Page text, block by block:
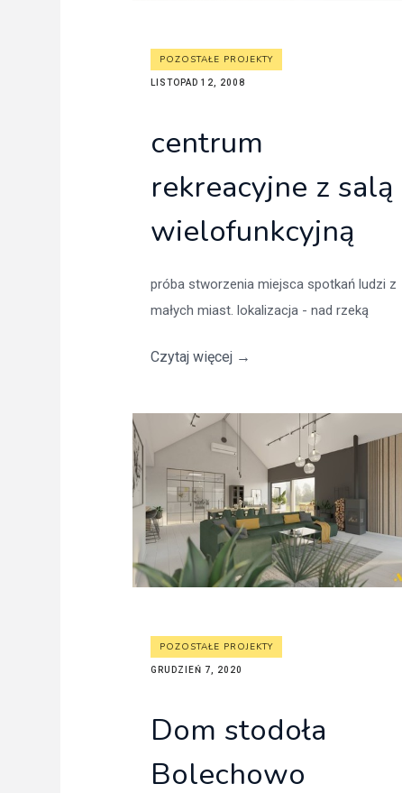
POZOSTAŁE PROJEKTY
LISTOPAD 12, 2008
centrum
rekreacyjne z salą
wielofunkcyjną
próba stworzenia miejsca spotkań ludzi z
małych miast. lokalizacja - nad rzeką
Czytaj więcej →
POZOSTAŁE PROJEKTY
GRUDZIEŃ 7, 2020
Dom stodoła
Bolechowo